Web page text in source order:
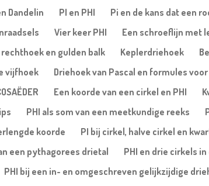
Dandelin PI en PHI Pi en de kans dat een
Vier keer PHI Een schroeflijn met
en gulden balk Keplerdriehoek
vijfhoek
Driehoek van Pascal en formules
Een koorde van een cirkel en PHI
PHI als som van een meetkundige reeks
koorde PI bij cirkel, halve cirkel en
een pythagorees drietal
PHI en drie cirkels
PHI bij een in- en omgeschreven gelijkzijdige